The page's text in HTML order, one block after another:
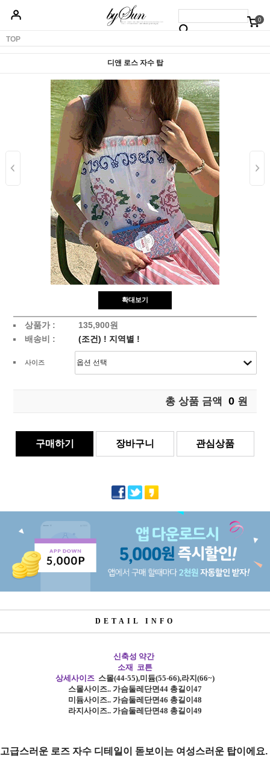
0
베스트50
TOP
디앤 로스 자수 탑
확대보기
상품가 :
135,900원
배송비 :
(조건) ! 지역별 !
사이즈
총 상품 금액 0 원
구매하기 장바구니 관심상품
DETAIL INFO
신축성 약간
소재 코튼
상세사이즈 스몰(44-55),미듐(55-66),라지 (66~)
스몰사이즈.. 가슴둘레단면44 총길이47
미듐사이즈.. 가슴둘레단면46 총길이48
라지사이즈.. 가슴둘레단면48 총길이49
고급스러운 로즈 자수 디테일이 돋보이는 여성스러운 탑이에요.